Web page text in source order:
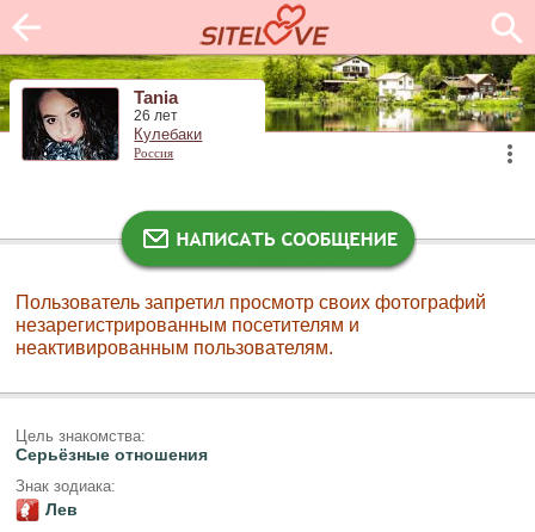
Tania
26 лет
Кулебаки
Россия
Пользователь запретил просмотр своих фотографий
незарегистрированным посетителям и
неактивированным пользователям.
Цель знакомства:
Серьёзные отношения
Знак зодиака:
Лев